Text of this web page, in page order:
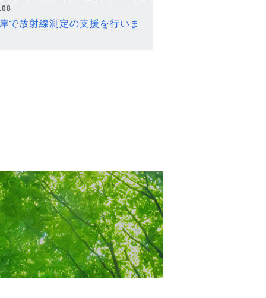
で放射線測定の支援を行いま